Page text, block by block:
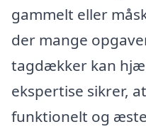
gammelt eller
der mange
tagdækker kan
ekspertise sikrer,
funktionelt og